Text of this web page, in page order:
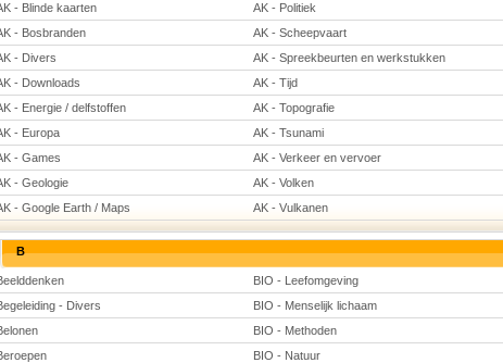
- Blinde kaarten
AK - Politiek
- Bosbranden
AK - Scheepvaart
- Divers
AK - Spreekbeurten en werkstukken
- Downloads
AK - Tijd
- Energie / delfstoffen
AK - Topografie
- Europa
AK - Tsunami
- Games
AK - Verkeer en vervoer
- Geologie
AK - Volken
- Google Earth / Maps
AK - Vulkanen
B
BIO - Leefomgeving
- Divers
BIO - Menselijk lichaam
BIO - Methoden
BIO - Natuur